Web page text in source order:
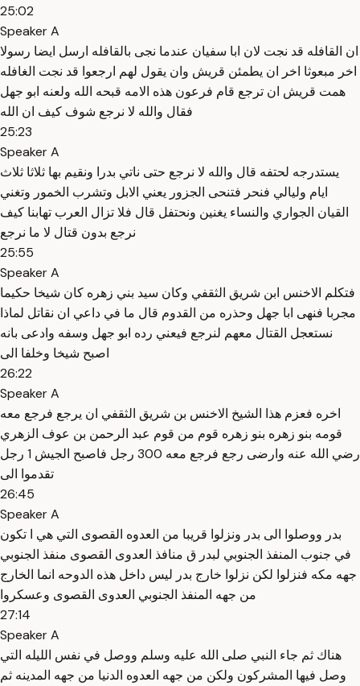
25:02
Speaker A
ان القافله قد نجت لان ابا سفيان عندما نجى بالقافله ارسل ايضا رسولا
اخر مبعوثا اخر ان يطمئن قريش وان يقول لهم ارجعوا قد نجت الغافله
همت قريش ان ترجع قام فرعون هذه الامه قبحه الله ولعنه ابو جهل
فقال والله لا نرجع شوف كيف ان الله
25:23
Speaker A
يستدرجه لحتفه قال والله لا نرجع حتى ناتي بدرا ونقيم بها ثلاثا ثلاث
ايام وليالي فنحر فتنحى الجزور يعني الابل وتشرب الخمور وتغني
القيان الجواري والنساء يغنين ونحتفل قال فلا تزال العرب تهابنا كيف
نرجع بدون قتال لا ما نرجع
25:55
Speaker A
فتكلم الاخنس ابن شريق الثقفي وكان سيد بني زهره كان شيخا حكيما
مجربا فنهى ابا جهل وحذره من القدوم قال ما في داعي ان نقاتل لماذا
نستعجل القتال معهم لنرجع فيعني رده ابو جهل وسفه وادعى بانه
اصبح شيخا وخلفا الى
26:22
Speaker A
اخره فعزم هذا الشيخ الاخنس بن شريق الثقفي ان يرجع فرجع معه
قومه بنو زهره بنو زهره قوم من قوم عبد الرحمن بن عوف الزهري
رضي الله عنه وارضى رجع فرجع معه 300 رجل فاصبح الجيش 1 رجل
تقدموا الى
26:45
Speaker A
بدر ووصلوا الى بدر ونزلوا قريبا من العدوه القصوى التي هي ا تكون
في جنوب المنفذ الجنوبي لبدر ق منافذ العدوى القصوى منفذ الجنوبي
جهه مكه فنزلوا لكن نزلوا خارج بدر ليس داخل هذه الدوحه انما الخارج
من جهه المنفذ الجنوبي العدوى القصوى وعسكروا
27:14
Speaker A
هناك ثم جاء النبي صلى الله عليه وسلم ووصل في نفس الليله التي
وصل فيها المشركون ولكن من جهه العدوه الدنيا من جهه المدينه ثم